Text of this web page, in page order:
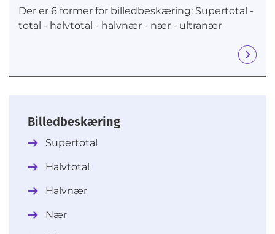
Der er 6 former for billedbeskæring: Supertotal -
total - halvtotal - halvnær - nær - ultranær
Billedbeskæring
Supertotal
Halvtotal
Halvnær
Nær